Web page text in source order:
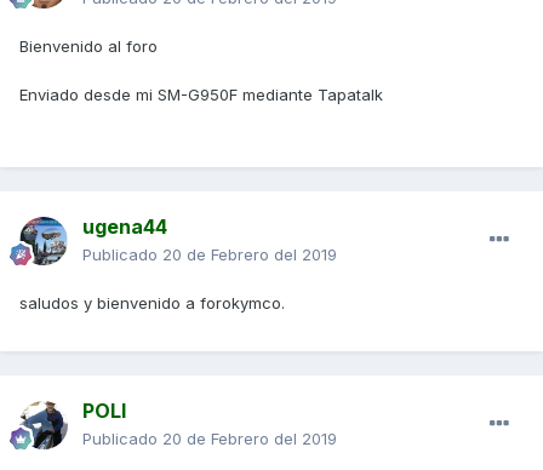
Bienvenido al foro
Enviado desde mi SM-G950F mediante Tapatalk
ugena44
Publicado 20 de Febrero del 2019
saludos y bienvenido a forokymco.
POLI
Publicado 20 de Febrero del 2019